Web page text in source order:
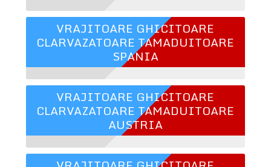
VRAJITOARE GHICITOARE
CLARVAZATOARE TAMADUITOARE
SPANIA
VRAJITOARE GHICITOARE
CLARVAZATOARE TAMADUITOARE
AUSTRIA